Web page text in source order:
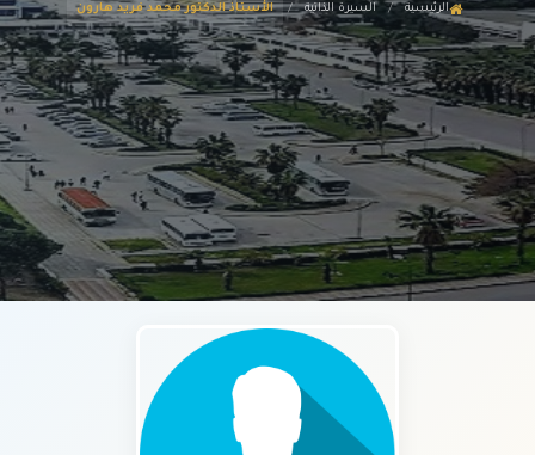
الرئيسية / السيرة الذاتية / الأستاذ الدكتور محمد فريد هارون